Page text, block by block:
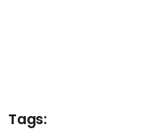
Tags: